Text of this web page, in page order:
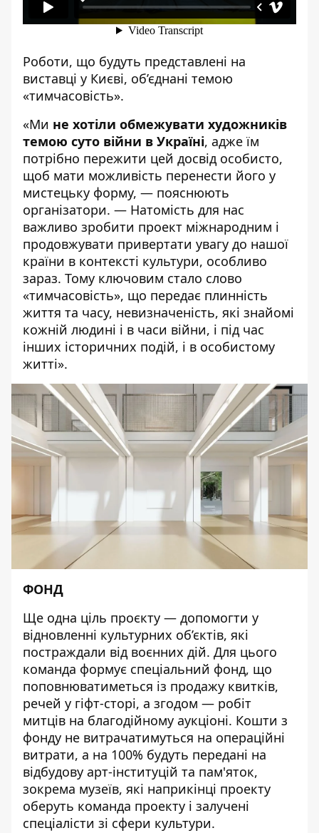
Роботи, що будуть представлені на
виставці у Києві, об’єднані темою
«тимчасовість».
«Ми не хотіли обмежувати художників
темою суто війни в Україні, адже їм
потрібно пережити цей досвід особисто,
щоб мати можливість перенести його у
мистецьку форму, — пояснюють
організатори. — Натомість для нас
важливо зробити проект міжнародним і
продовжувати привертати увагу до нашої
країни в контексті культури, особливо
зараз. Тому ключовим стало слово
«тимчасовість», що передає плинність
життя та часу, невизначеність, які знайомі
кожній людині і в часи війни, і під час
інших історичних подій, і в особистому
житті».
ФОНД
Ще одна ціль проєкту — допомогти у
відновленні культурних об’єктів, які
постраждали від воєнних дій. Для цього
команда формує спеціальний фонд, що
поповнюватиметься із продажу квитків,
речей у гіфт-сторі, а згодом — робіт
митців на благодійному аукціоні. Кошти з
фонду не витрачатимуться на операційні
витрати, а на 100% будуть передані на
відбудову арт-інституцій та пам'яток,
зокрема музеїв, які наприкінці проекту
оберуть команда проекту і залучені
спеціалісти зі сфери культури.